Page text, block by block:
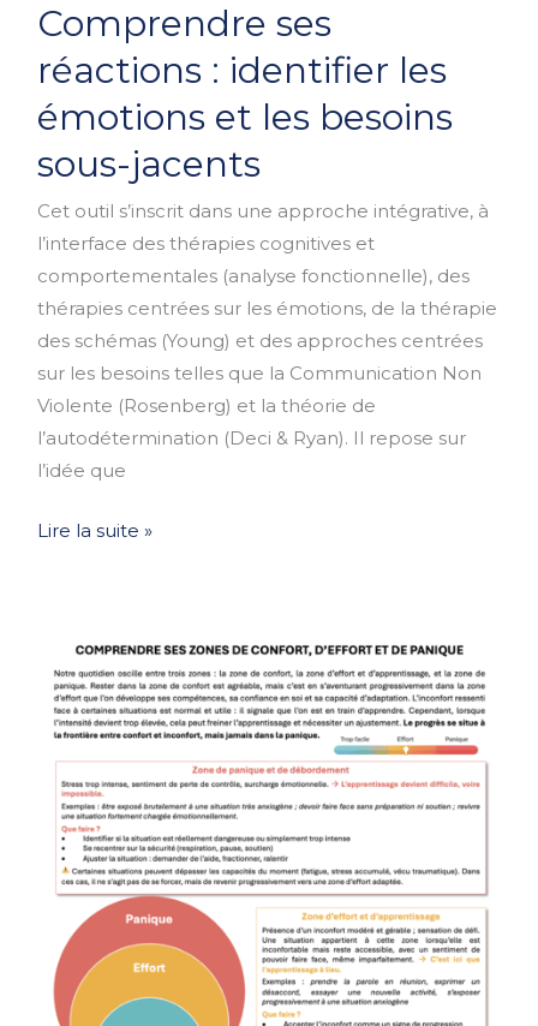
Comprendre ses
réactions : identifier les
émotions et les besoins
sous-jacents
Cet outil s’inscrit dans une approche intégrative, à
l’interface des thérapies cognitives et
comportementales (analyse fonctionnelle), des
thérapies centrées sur les émotions, de la thérapie
des schémas (Young) et des approches centrées
sur les besoins telles que la Communication Non
Violente (Rosenberg) et la théorie de
l’autodétermination (Deci & Ryan). Il repose sur
l’idée que
ses
réactions
identifier
émotions
et
les
besoins
sous-
jacents
Lire la suite »